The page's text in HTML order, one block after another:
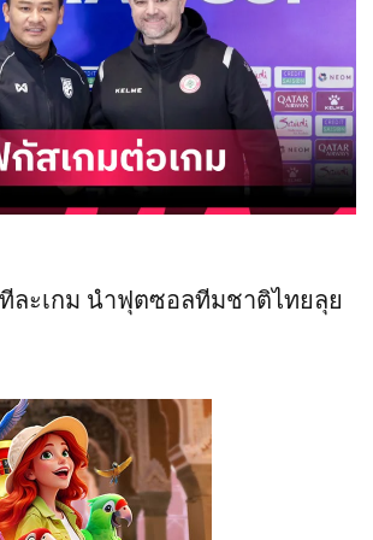
ละเกม นำฟุตซอลทีมชาติไทยลุย